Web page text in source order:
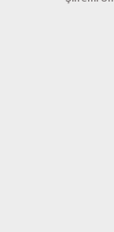
bilgilere
Hızlı
adresinize